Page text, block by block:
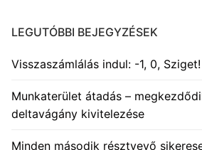
LEGUTÓBBI BEJEGYZÉSEK
Visszaszámlálás indul: -1, 0, Sziget!
Munkaterület átadás –
deltavágány kivitelezése
Minden második résztvevő